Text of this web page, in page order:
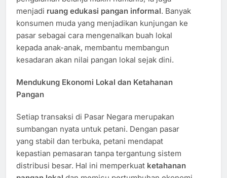
menjadi ruang edukasi pangan informal. Banyak
konsumen muda yang menjadikan kunjungan ke
pasar sebagai cara mengenalkan buah lokal
kepada anak-anak, membantu membangun
kesadaran akan nilai pangan lokal sejak dini.
Mendukung Ekonomi Lokal dan Ketahanan
Pangan
Setiap transaksi di Pasar Negara merupakan
sumbangan nyata untuk petani. Dengan pasar
yang stabil dan terbuka, petani mendapat
kepastian pemasaran tanpa tergantung sistem
distribusi besar. Hal ini memperkuat ketahanan